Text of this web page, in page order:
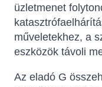
üzletmenet
műveletekhez, a
eszközök távoli
Az eladó G